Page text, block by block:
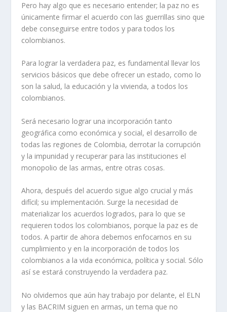
Pero hay algo que es necesario entender; la paz no es
únicamente firmar el acuerdo con las guerrillas sino que
debe conseguirse entre todos y para todos los
colombianos.
Para lograr la verdadera paz, es fundamental llevar los
servicios básicos que debe ofrecer un estado, como lo
son la salud, la educación y la vivienda, a todos los
colombianos.
Será necesario lograr una incorporación tanto
geográfica como económica y social, el desarrollo de
todas las regiones de Colombia, derrotar la corrupción
y la impunidad y recuperar para las instituciones el
monopolio de las armas, entre otras cosas.
Ahora, después del acuerdo sigue algo crucial y más
difícil; su implementación. Surge la necesidad de
materializar los acuerdos logrados, para lo que se
requieren todos los colombianos, porque la paz es de
todos. A partir de ahora debemos enfocarnos en su
cumplimiento y en la incorporación de todos los
colombianos a la vida económica, política y social. Sólo
así se estará construyendo la verdadera paz.
No olvidemos que aún hay trabajo por delante, el ELN
y las BACRIM siguen en armas, un tema que no